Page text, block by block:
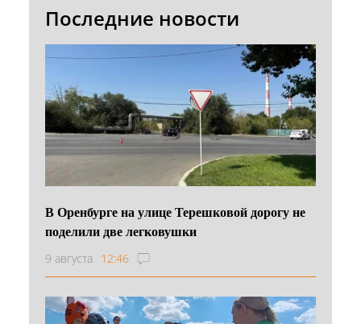
Последние новости
В Оренбурге на улице Терешковой дорогу не
поделили две легковушки
9 августа 12:46